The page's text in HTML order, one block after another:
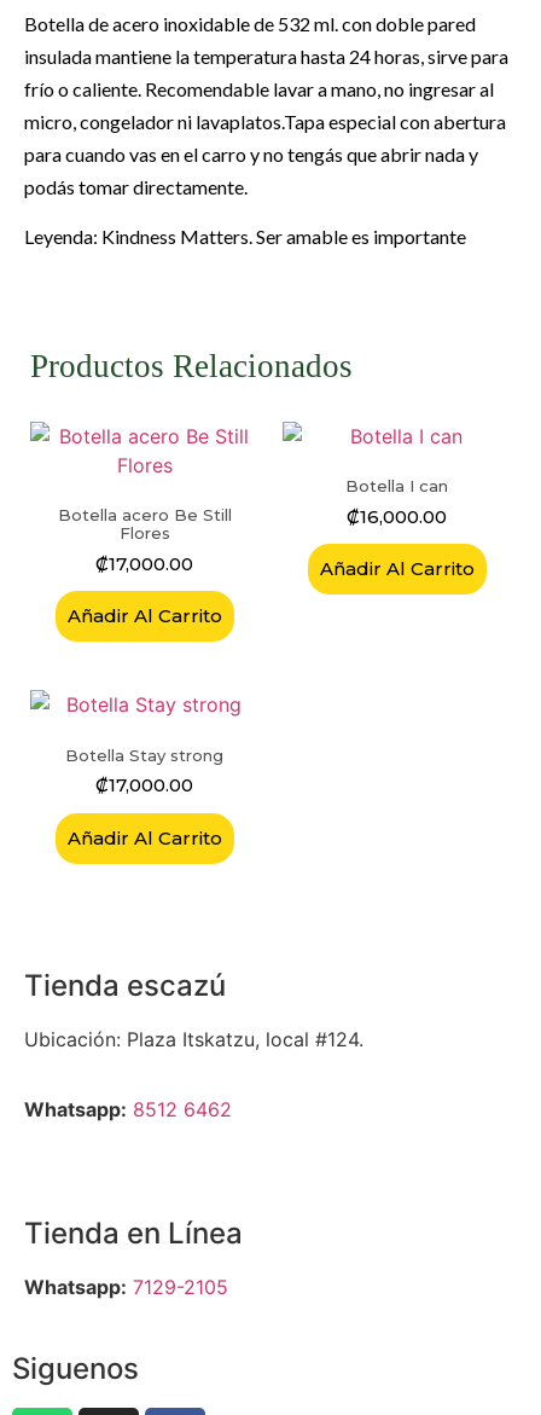
Botella de acero inoxidable de 532 ml. con doble pared
insulada mantiene la temperatura hasta 24 horas, sirve para
frío o caliente. Recomendable lavar a mano, no ingresar al
micro, congelador ni lavaplatos.Tapa especial con abertura
para cuando vas en el carro y no tengás que abrir nada y
podás tomar directamente.
Leyenda: Kindness Matters. Ser amable es importante
Productos Relacionados
Botella acero Be Still
Flores
₡17,000.00
Añadir Al Carrito
Botella I can
₡16,000.00
Añadir Al Carrito
Botella Stay strong
₡17,000.00
Añadir Al Carrito
Tienda escazú
Ubicación: Plaza Itskatzu, local #124.
Whatsapp: 8512 6462
Tienda en Línea
Whatsapp: 7129-2105
Siguenos